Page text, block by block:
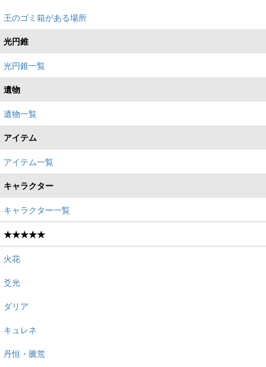
王のゴミ箱がある場所
光円錐
光円錐一覧
遺物
遺物一覧
アイテム
アイテム一覧
キャラクター
キャラクター一覧
★★★★★
火花
爻光
ダリア
キュレネ
丹恒・騰荒